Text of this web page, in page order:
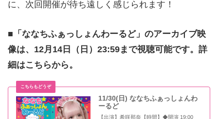
に、次回開催が待ち遠しく感じられます！
■「ななちふぁっしょんわーるど」のアーカイブ映
像は、12月14日（日）23:59まで視聴可能です。詳
細はこちらから。
11/30(日) ななちふぁっしょんわ
ーるど
【出演】希咲那奈【時間】◆開演 19:00